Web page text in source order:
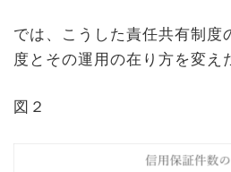
では、こうした責任共有制度
度とその運用の在り方を変え
図２